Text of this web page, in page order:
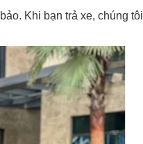
Khi bạn trả xe, chúng tôi